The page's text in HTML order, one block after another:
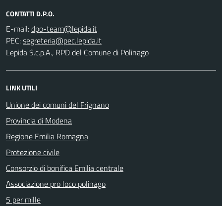
CONTATTI D.P.O.
E-mail:
PEC:
Lepida S.c.p.A., RPD del Comune di Polinago
LINK UTILI
Unione dei comuni del Frignano
Provincia di Modena
Regione Emilia Romagna
Protezione civile
Consorzio di bonifica Emilia centrale
Associazione pro loco polinago
5 per mille